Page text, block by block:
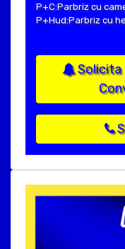
P+C:Parbriz cu
P+Hud:Parbriz cu
Solicita